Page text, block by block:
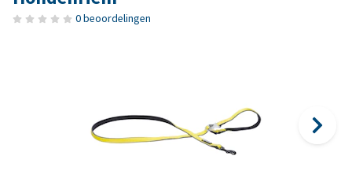
0 beoordelingen